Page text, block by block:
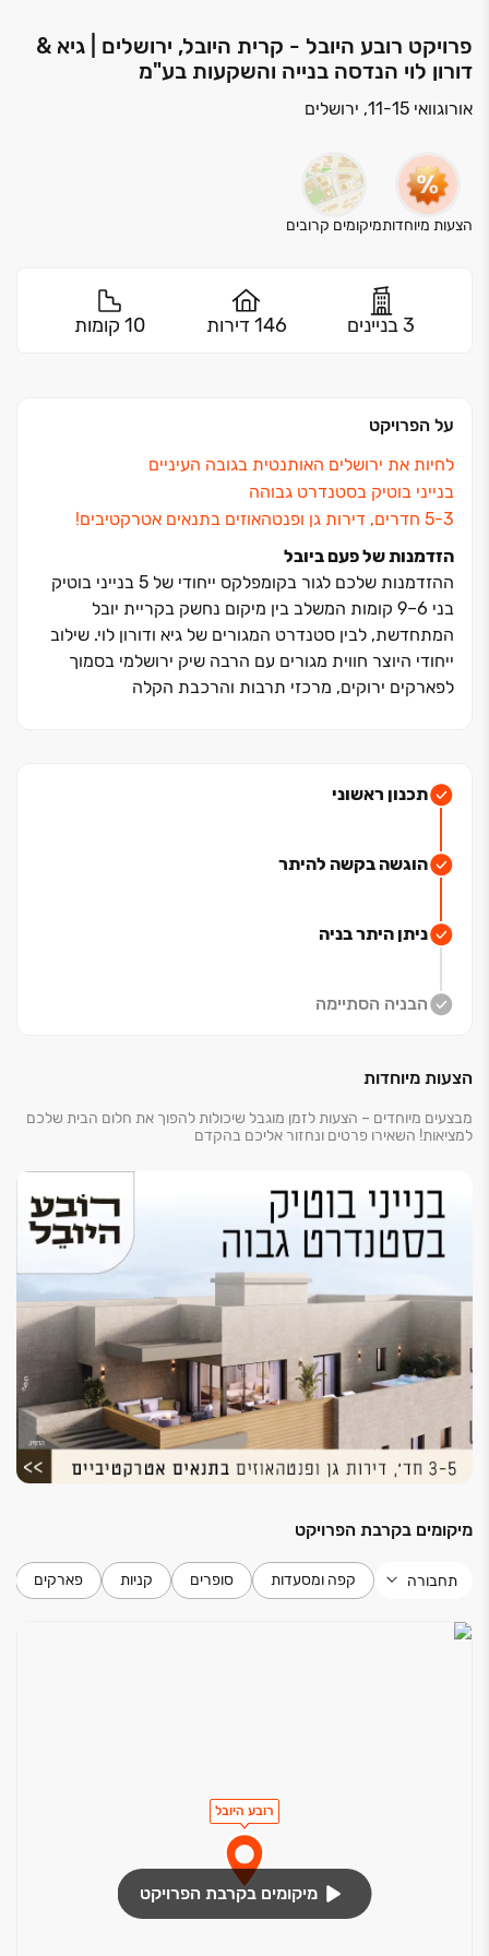
פרויקט רובע היובל - קרית היובל, ירושלים | גיא &
דורון לוי הנדסה בנייה והשקעות בע"מ
אורוגוואי 11-15, ירושלים
הצעות מיוחדותמיקומים קרובים
3 בניינים 146 דירות 10 קומות
על הפרויקט
לחיות את ירושלים האותנטית בגובה העיניים
בנייני בוטיק בסטנדרט גבוהה
הזדמנות של פעם ביובל
ההזדמנות שלכם לגור בקומפלקס ייחודי של ‏5 בנייני בוטיק
בני ‏6‏–‏9 קומות המשלב בין מיקום נחשק בקריית יובל
המתחדשת, לבין סטנדרט המגורים של גיא ודורון לוי. שילוב
ייחודי היוצר חווית מגורים עם הרבה שיק ירושלמי בסמוך
לפארקים ירוקים, מרכזי תרבות והרכבת הקלה
תכנון ראשוני
הוגשה בקשה להיתר
ניתן היתר בניה
הבניה הסתיימה
הצעות מיוחדות
מבצעים מיוחדים – הצעות לזמן מוגבל שיכולות להפוך את חלום הבית שלכם
למציאות! השאירו פרטים ונחזור אליכם בהקדם
מיקומים בקרבת הפרויקט
תחבורה קפה ומסעדות סופרים קניות פארקים
רובע היובל
מיקומים בקרבת הפרויקט